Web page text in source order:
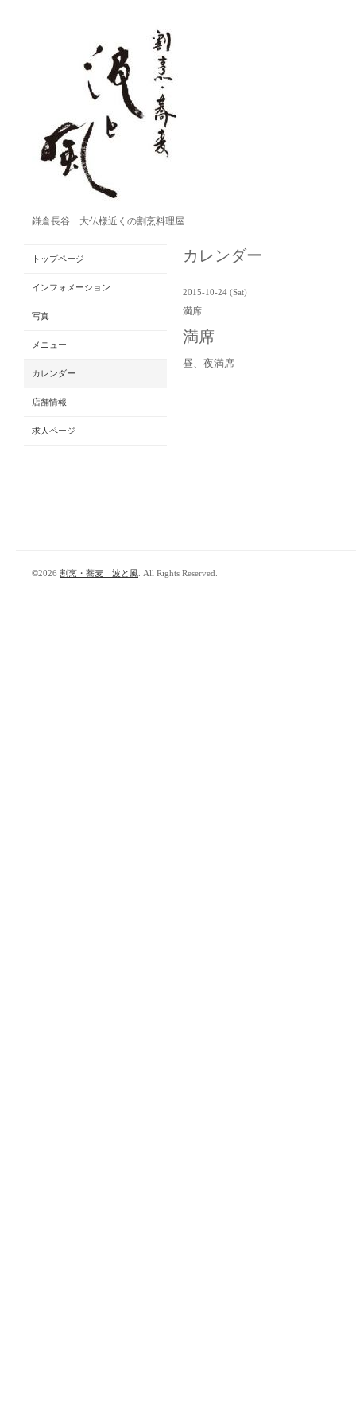
鎌倉長谷 大仏様近くの割烹料理屋
カレンダー
2015-10-24 (Sat)
満席
満席
昼、夜満席
トップページ
インフォメーション
写真
メニュー
カレンダー
店舗情報
求人ページ
©2026 割烹・蕎麦 波と風 . All Rights Reserved.